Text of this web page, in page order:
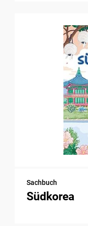
Sachbuch
Südkorea